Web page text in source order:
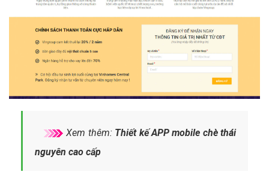
Xem thêm: Thiết kế APP mobile chè thái
nguyên cao cấp